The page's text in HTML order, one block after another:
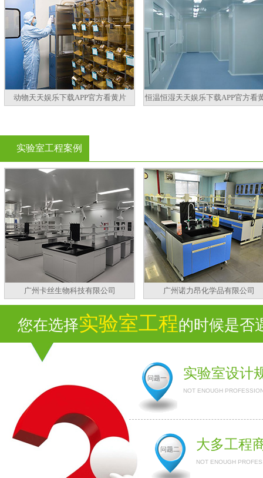
动物天天娱乐下载APP官方看黄片 恒温恒湿天天娱乐下载APP官方看
实验室工程案例
广州卡丝生物科技有限公司 广州诺力昂化学品有限公司
您在选择实验室工程的时候是否遇
问题一 实验室设计
NOT ENOUGH
问题二 大多工程
NOT ENOUGH